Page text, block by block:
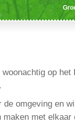
op het
omgeving en
met elkaar